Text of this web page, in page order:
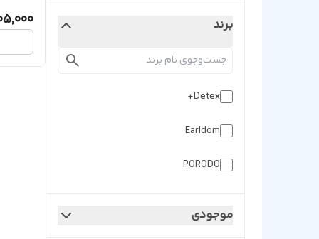
برند
Detex+
Earldom
PORODO
موجودی